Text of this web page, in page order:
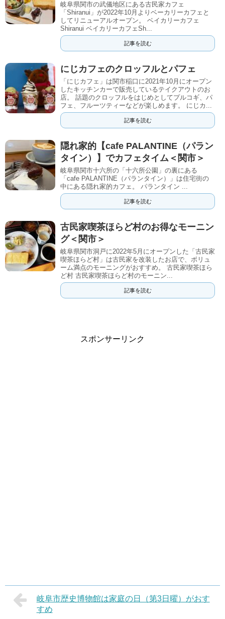
岐阜県関市の武儀地区にある古民家カフェ
「Shiranui」が2022年10月よりベーカリーカフェと
してリニューアルオープン。 ベイカリーカフェ
Shiranui ベイカリーカフェSh...
記事を読む
にじカフェのクロッフルとパフェ
「にじカフェ」は関市稲口に2021年10月にオープン
したキッチンカーで販売しているテイクアウトのお
店。 話題のクロッフルをはじめとしてプルコギ、パ
フェ、フルーツティーなどが楽しめます。 にじカ...
記事を読む
隠れ家的【cafe PALANTINE（パラン
タイン）】でカフェタイム＜関市＞
岐阜県関市十六所の「十六所公園」の裏にある
「cafe PALANTINE（パランタイン）」は住宅街の
中にある隠れ家的カフェ。 パランタイン ...
記事を読む
古民家喫茶ほらど村のお得なモーニン
グ＜関市＞
岐阜県関市洞戸に2022年5月にオープンした「古民家
喫茶ほらど村」は古民家を改装したお店で、ボリュ
ーム満点のモーニングがおすすめ。 古民家喫茶ほら
ど村 古民家喫茶ほらど村のモーニン...
記事を読む
スポンサーリンク
岐阜市歴史博物館は家庭の日（第3日曜）がおす
すめ